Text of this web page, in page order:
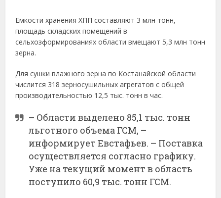
Емкости хранения ХПП составляют 3 млн тонн,
площадь складских помещений в
сельхозформированиях области вмещают 5,3 млн тонн
зерна.
Для сушки влажного зерна по Костанайской области
числится 318 зерносушильных агрегатов с общей
производительностью 12,5 тыс. тонн в час.
– Области выделено 85,1 тыс. тонн
льготного объема ГСМ, –
информирует Евстафьев. – Поставка
осуществляется согласно графику.
Уже на текущий момент в область
поступило 60,9 тыс. тонн ГСМ.